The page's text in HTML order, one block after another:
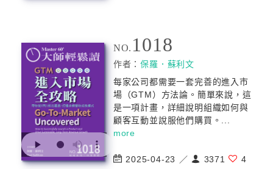
NO. 1018
作者：保羅．蘇利文
每家公司都需要一套完善的進入市
場（GTM）方法論。簡單來說，這
是一項計畫，詳細說明組織如何與
顧客互動並說服他們購買。...
more
2025-04-23 ／ 3371 4